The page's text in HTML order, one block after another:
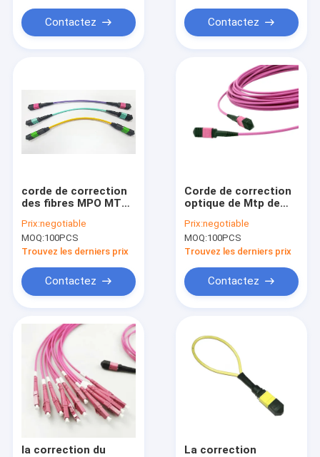
Au sujet de nous
Nouvelles
Cas
Câble optique de fibre d'ADSS
Câble optique enterré direct de fibre
Câble optique de fibre de baisse de FTTH
par câble de fibre de
10 gigabits
Contactez Contactez
corde de correction
des fibres MPO MTP
Female 12 pour Data
Center
Prix:negotiable
MOQ:100PCS
Trouvez les derniers prix
Contactez
Corde de correction
optique de Mtp de
télécom 8/12/24F
OM4 MPO 3mm
Prix:negotiable
MOQ:100PCS
Trouvez les derniers prix
Contactez
la correction du
La correction